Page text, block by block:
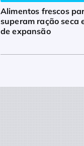
Alimentos frescos
superam ração seca
de expansão